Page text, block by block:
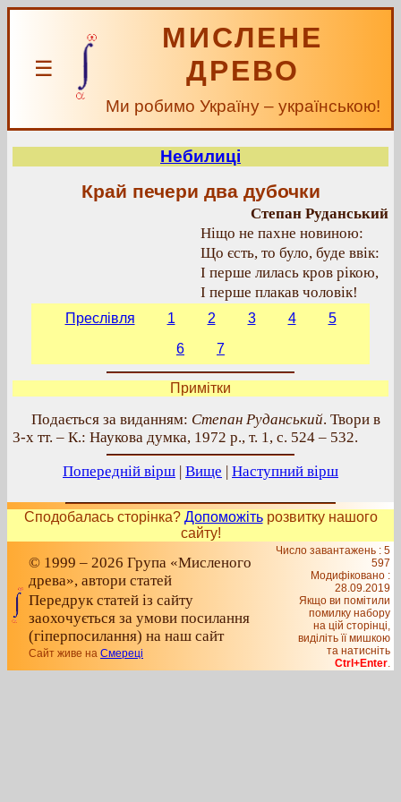
☰
МИСЛЕНЕ
ДРЕВО
Ми робимо Україну – українською!
Небилиці
Край печери два дубочки
Степан Руданський
Ніщо не пахне новиною:
Що єсть, то було, буде ввік:
І перше лилась кров рікою,
І перше плакав чоловік!
Преслівля 1 2 3 4
5
6
7
Примітки
Подається за виданням: Степан Руданський. Твори в
3-х тт. – К.: Наукова думка, 1972 р., т. 1, с. 524 – 532.
Попередній вірш | Вище | Наступний вірш
Сподобалась сторінка? Допоможітьрозвитку нашого
сайту!
© 1999 – 2026 Група «Мисленого
древа», автори статей
Передрук статей із сайту
заохочується за умови посилання
(гіперпосилання) на наш сайт
Сайт живе на Смереці
Число завантажень : 5
597
Модифіковано :
28.09.2019
Якщо ви помітили
помилку набору
на цiй сторiнцi,
видiлiть її мишкою
та натисніть
Ctrl+Enter.